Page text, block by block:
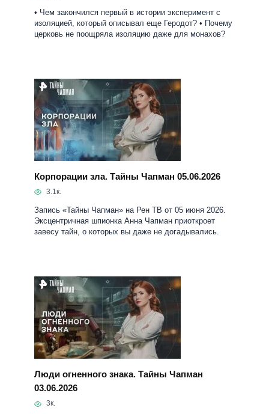
Корпорации зла. Тайны Чапман 05.06.2026
3.1к.
Запись «Тайны Чапман» на Рен ТВ от 05 июня 2026.
Эксцентричная шпионка Анна Чапман приоткроет
завесу тайн, о которых вы даже не догадывались.
Люди огненного знака. Тайны Чапман
03.06.2026
3к.
Запись «Тайны Чапман» на Рен ТВ от 03 июня 2026.
Сегодня эксцентричная шпионка Анна Чапман